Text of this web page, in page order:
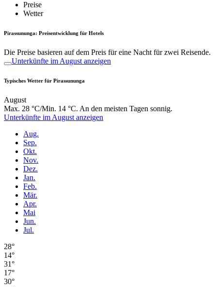
Preise
Wetter
Pirassununga: Preisentwicklung für Hotels
Die Preise basieren auf dem Preis für eine Nacht für zwei Reisende.
Unterkünfte im August anzeigen
Typisches Wetter für Pirassununga
August
Max. 28 °C/Min. 14 °C. An den meisten Tagen sonnig.
Unterkünfte im August anzeigen
Aug.
Sep.
Okt.
Nov.
Dez.
Jan.
Feb.
Mär.
Apr.
Mai
Jun.
Jul.
28°
14°
31°
17°
30°